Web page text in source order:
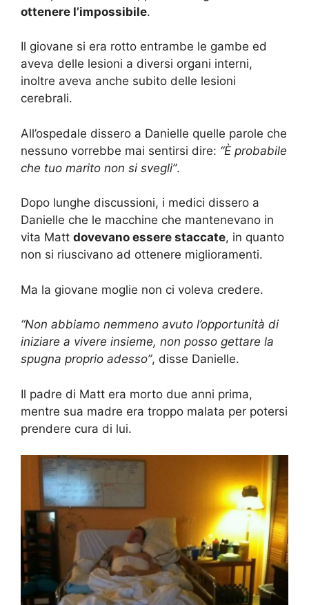
ottenere l’impossibile.
Il giovane si era rotto entrambe le gambe ed
aveva delle lesioni a diversi organi interni,
inoltre aveva anche subito delle lesioni
cerebrali.
All’ospedale dissero a Danielle quelle parole che
nessuno vorrebbe mai sentirsi dire: “È probabile
che tuo marito non si svegli”.
Dopo lunghe discussioni, i medici dissero a
Danielle che le macchine che mantenevano in
vita Matt dovevano essere staccate, in quanto
non si riuscivano ad ottenere miglioramenti.
Ma la giovane moglie non ci voleva credere.
“Non abbiamo nemmeno avuto l’opportunità di
iniziare a vivere insieme, non posso gettare la
spugna proprio adesso”, disse Danielle.
Il padre di Matt era morto due anni prima,
mentre sua madre era troppo malata per potersi
prendere cura di lui.